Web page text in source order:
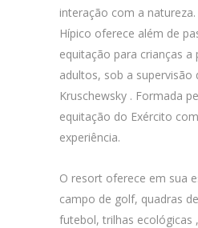
interação com a
Hípico oferece além de
equitação para crianças a
adultos, sob a supervisão
Kruschewsky . Formada
equitação do Exército
experiência.
O resort oferece em sua
campo de golf, quadras
futebol, trilhas ecológicas